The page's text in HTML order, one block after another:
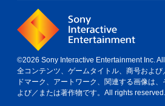
©2026 Sony Interactive Entertainment Inc.
全コンテンツ、ゲームタイトル、商号およ
ドマーク、アートワーク、関連する画像は
よび／または著作物です。All rights reserved.